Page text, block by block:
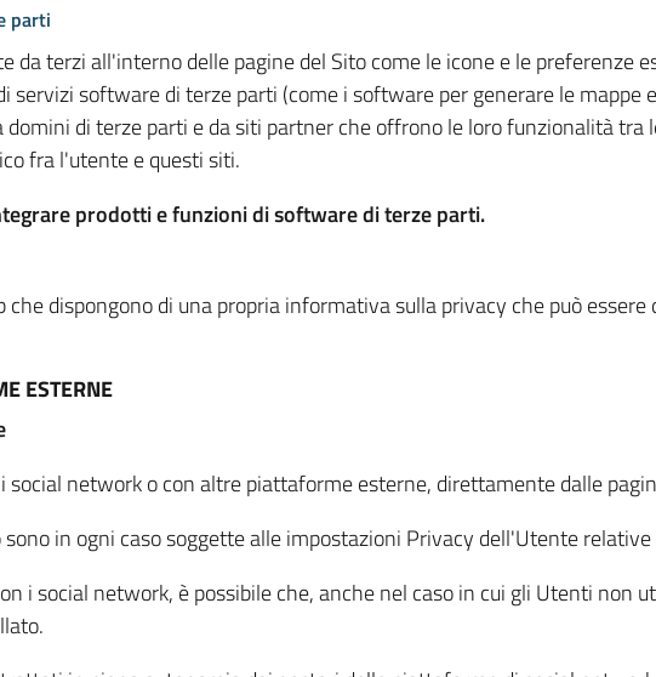
parti
da terzi all'interno delle pagine del Sito come le icone e le preferenze
servizi software di terze parti (come i software per generare le mappe
di terze parti e da siti partner che offrono le loro funzionalità tra
fra l'utente e questi siti.
prodotti e funzioni di software di terze parti.
dispongono di una propria informativa sulla privacy che può essere
ESTERNE
network o con altre piattaforme esterne, direttamente dalle
in ogni caso soggette alle impostazioni Privacy dell'Utente
i social network, è possibile che, anche nel caso in cui gli Utenti non